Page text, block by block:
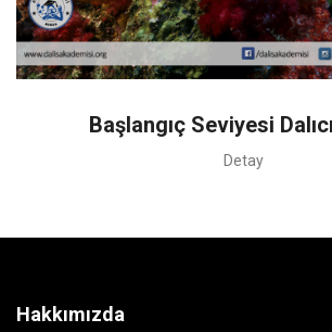
Başlangıç Seviyesi
Detay
Hakkımızda